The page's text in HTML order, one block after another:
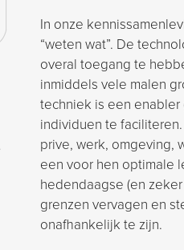
In onze
“weten wat”. De
overal toegang te
inmiddels vele malen
techniek is een
individuen te
prive, werk, omgeving,
een voor hen optimale
hedendaagse (en
grenzen vervagen en
onafhankelijk te zijn.